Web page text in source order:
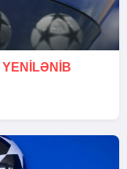
YENİLƏNİB